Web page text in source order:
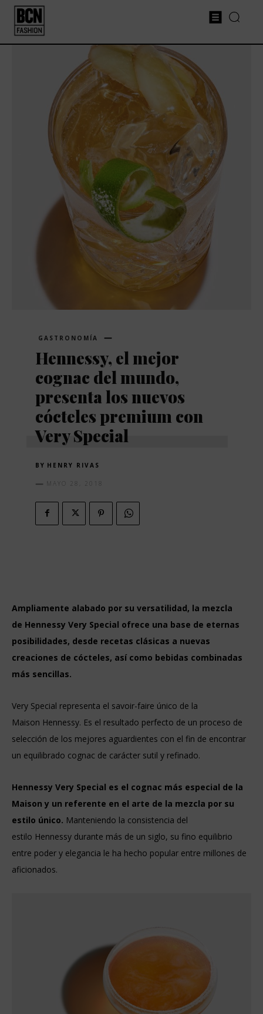
GASTRONOMÍA
Hennessy, el mejor
cognac del mundo,
presenta los nuevos
cócteles premium con
Very Special
BY HENRY RIVAS
MAYO 28, 2018
Ampliamente alabado por su versatilidad, la mezcla
de Hennessy Very Special ofrece una base de eternas
posibilidades, desde recetas clásicas a nuevas
creaciones de cócteles, así como bebidas combinadas
más sencillas.
Very Special representa el savoir-faire único de la
Maison Hennessy. Es el resultado perfecto de un proceso de
selección de los mejores aguardientes con el fin de encontrar
un equilibrado cognac de carácter sutil y refinado.
Hennessy Very Special es el cognac más especial de la
Maison y un referente en el arte de la mezcla por su
estilo único. Manteniendo la consistencia del
estilo Hennessy durante más de un siglo, su fino equilibrio
entre poder y elegancia le ha hecho popular entre millones de
aficionados.